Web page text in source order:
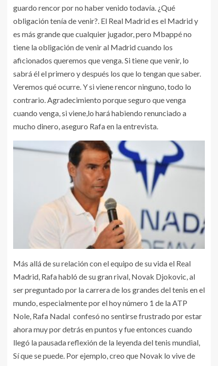
guardo rencor por no haber venido todavía. ¿Qué
obligación tenía de venir?. El Real Madrid es el Madrid y
es más grande que cualquier jugador, pero Mbappé no
tiene la obligación de venir al Madrid cuando los
aficionados queremos que venga. Si tiene que venir, lo
sabrá él el primero y después los que lo tengan que saber.
Veremos qué ocurre. Y si viene rencor ninguno, todo lo
contrario. Agradecimiento porque seguro que venga
cuando venga, si viene,lo hará habiendo renunciado a
mucho dinero, aseguro Rafa en la entrevista.
Más allá de su relación con el equipo de su vida el Real
Madrid, Rafa habló de su gran rival, Novak Djokovic, al
ser preguntado por la carrera de los grandes del tenis en el
mundo, especialmente por el hoy número 1 de la ATP
Nole, Rafa Nadal confesó no sentirse frustrado por estar
ahora muy por detrás en puntos y fue entonces cuando
llegó la pausada reflexión de la leyenda del tenis mundial,
Sí que se puede. Por ejemplo, creo que Novak lo vive de